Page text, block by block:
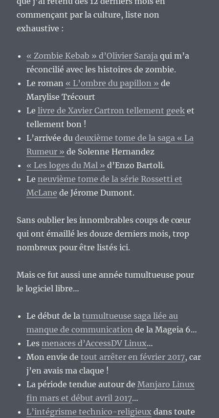
commençant par la culture, liste non
exhaustive :
« Zombie Kebab » d’Olivier Saraja qui m’a
réconcilié avec les histoires de zombie.
Le roman « L’ombre du papillon » de
Marylise Trécourt
Lelivre de Xavier Cartron tellement geek et
tellement bon !
L’arrivée dudeuxième tome de la saga « La
Rumeur » de Solenne Hernandez
« Les loges du Mal » d’Enzo Bartoli.
Leneuvième tome de la série Rossetti et
McLane de Jérome Dumont.
Sans oublier les innombrables coups de cœur
qui ont émaillé les douze derniers mois, trop
nombreux pour être listés ici.
Mais ce fut aussi une année tumultueuse pour
le logiciel libre…
Le début de latumultueuse saga liée au
manque de communication de la Mageia 6…
Lesmenaces d’AccessDV Linux…
Mon envie detout arrêter en février 2017, car
j’en avais ma claque !
La période tendue autour deManjaro Linux
fin mars et début avril 2017…
L’intégrisme technico-religieux dans toute